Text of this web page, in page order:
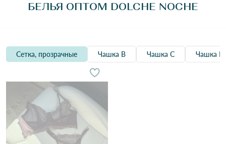
БЕЛЬЯ ОПТОМ DOLCHE NOCHE
Сетка, прозрачные Чашка B Чашка C Чашка D